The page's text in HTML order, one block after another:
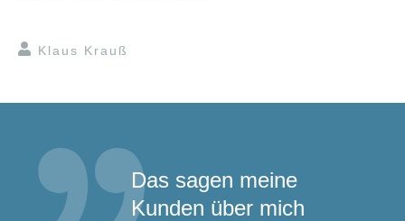
Klaus Krauß
Das sagen meine
Kunden über mich